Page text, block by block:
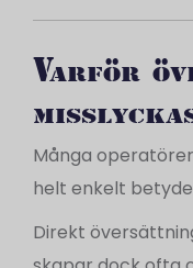
Varför
Många
helt enkelt
Direkt